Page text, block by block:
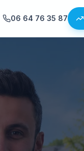
06 64 76 35 87